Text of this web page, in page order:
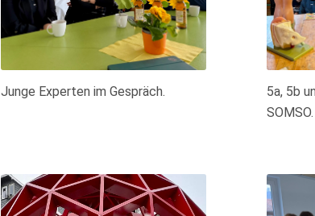
Junge Experten im Gespräch.
5a, 5b
SOMSO.